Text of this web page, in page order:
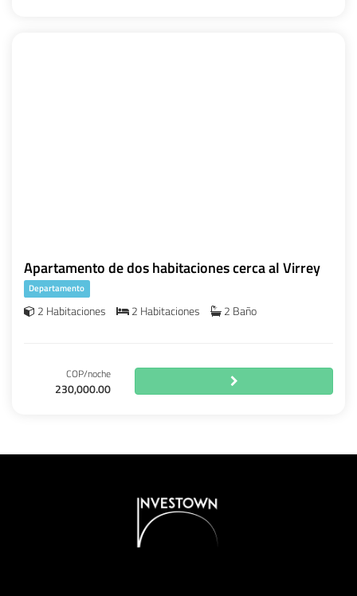
Apartamento de dos habitaciones cerca al Virrey
Departamento
2 Habitaciones 2 Habitaciones 2 Baño
COP/noche
230,000.00